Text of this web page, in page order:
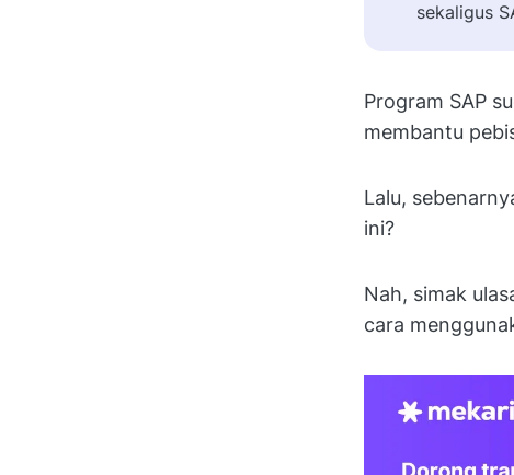
sekaligus
Program SAP
membantu
Lalu,
ini?
Nah, simak
cara